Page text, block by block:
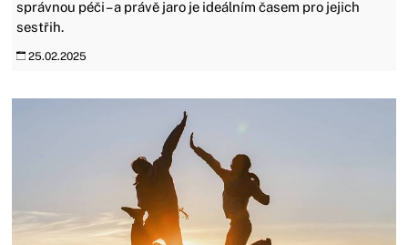
správnou péči –⁠ a právě jaro je ideálním časem pro jejich
sestřih.
25.02.2025